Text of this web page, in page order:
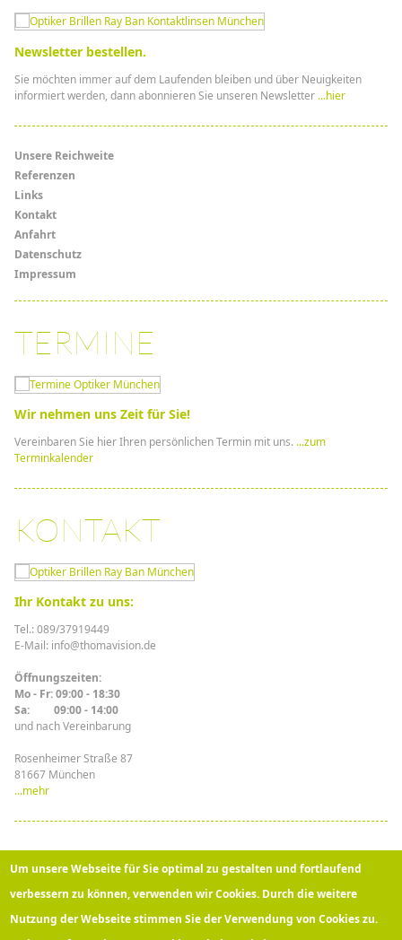
Newsletter bestellen.
Sie möchten immer auf dem Laufenden bleiben und über Neuigkeiten
informiert werden, dann abonnieren Sie unseren Newsletter ...hier
Menü
Links
Unsere Reichweite
Referenzen
Links
Kontakt
Anfahrt
Datenschutz
Impressum
TERMINE
Wir nehmen uns Zeit für Sie!
Vereinbaren Sie hier Ihren persönlichen Termin mit uns. ...zum
Terminkalender
KONTAKT
Ihr Kontakt zu uns:
Tel.: 089/37919449
E-Mail: info@thomavision.de
Öffnungszeiten:
Mo - Fr: 09:00 - 18:30
Sa: 09:00 - 14:00
und nach Vereinbarung
Rosenheimer Straße 87
81667 München
...mehr
Top-Bewertungen:
Um unsere Webseite für Sie optimal zu gestalten und fortlaufend
verbessern zu können, verwenden wir Cookies. Durch die weitere
Nutzung der Webseite stimmen Sie der Verwendung von Cookies zu.